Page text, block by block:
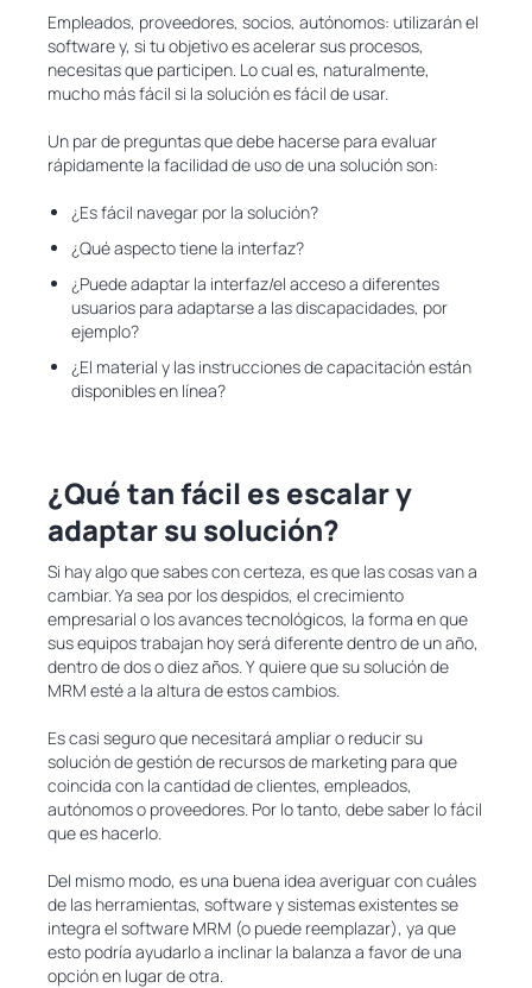
Empleados, proveedores, socios, autónomos: utilizarán el
software y, si tu objetivo es acelerar sus procesos,
necesitas que participen. Lo cual es, naturalmente,
mucho más fácil si la solución es fácil de usar.
Un par de preguntas que debe hacerse para evaluar
rápidamente la facilidad de uso de una solución son:
¿Es fácil navegar por la solución?
¿Qué aspecto tiene la interfaz?
¿Puede adaptar la interfaz/el acceso a diferentes
usuarios para adaptarse a las discapacidades, por
ejemplo?
¿El material y las instrucciones de capacitación están
disponibles en línea?
¿Qué tan fácil es escalar y
adaptar su solución?
Si hay algo que sabes con certeza, es que las cosas van a
cambiar. Ya sea por los despidos, el crecimiento
empresarial o los avances tecnológicos, la forma en que
sus equipos trabajan hoy será diferente dentro de un año,
dentro de dos o diez años. Y quiere que su solución de
MRM esté a la altura de estos cambios.
Es casi seguro que necesitará ampliar o reducir su
solución de gestión de recursos de marketing para que
coincida con la cantidad de clientes, empleados,
autónomos o proveedores. Por lo tanto, debe saber lo fácil
que es hacerlo.
Del mismo modo, es una buena idea averiguar con cuáles
de las herramientas, software y sistemas existentes se
integra el software MRM (o puede reemplazar), ya que
esto podría ayudarlo a inclinar la balanza a favor de una
opción en lugar de otra.